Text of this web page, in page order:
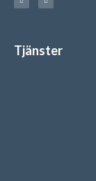
Tjänster